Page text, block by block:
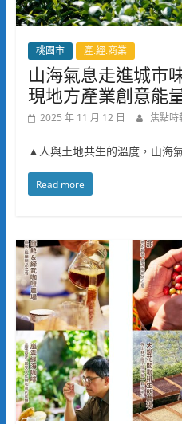
桃園市 產.經.商業
山海氣息走進城
現地方產業創意能
2025 年 11 月 12 日 焦點時
▲人與土地共生的溫度，山海
Read more